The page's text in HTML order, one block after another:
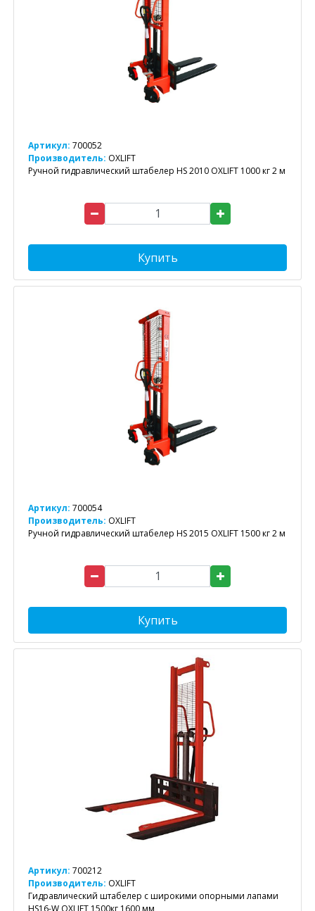
Артикул: 700052
Производитель: OXLIFT
Ручной гидравлический штабелер HS 2010 OXLIFT 1000 кг 2 м
Купить
Артикул: 700054
Производитель: OXLIFT
Ручной гидравлический штабелер HS 2015 OXLIFT 1500 кг 2 м
Купить
Артикул: 700212
Производитель: OXLIFT
Гидравлический штабелер с широкими опорными лапами
HS16-W OXLIFT 1500кг 1600 мм